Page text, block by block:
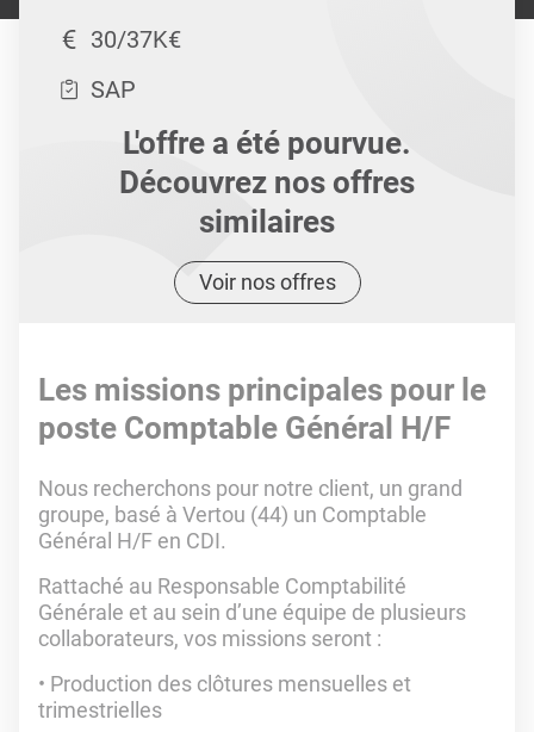
30/37K€
SAP
L'offre a été pourvue.
Découvrez nos offres
similaires
Voir nos offres
Les missions principales pour le
poste Comptable Général H/F
Nous recherchons pour notre client, un grand
groupe, basé à Vertou (44) un Comptable
Général H/F en CDI.
Rattaché au Responsable Comptabilité
Générale et au sein d’une équipe de plusieurs
collaborateurs, vos missions seront :
Production des clôtures mensuelles et
trimestrielles